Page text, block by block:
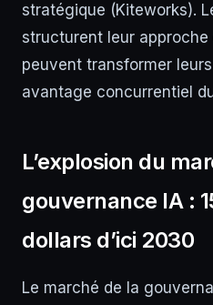
stratégique (Kiteworks).
structurent leur
peuvent transformer
avantage concurrentiel
L’explosion du
gouvernance IA :
dollars d’ici 2030
Le marché de la